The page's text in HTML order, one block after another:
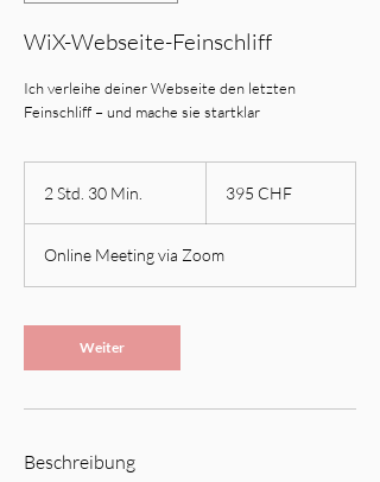
WiX-Webseite-Feinschliff
Ich verleihe deiner Webseite den letzten
Feinschliff – und mache sie startklar
2 Std. 30 Min.
d
.
n
Franken
395 CHF
Online Meeting via Zoom
Weiter
Beschreibung